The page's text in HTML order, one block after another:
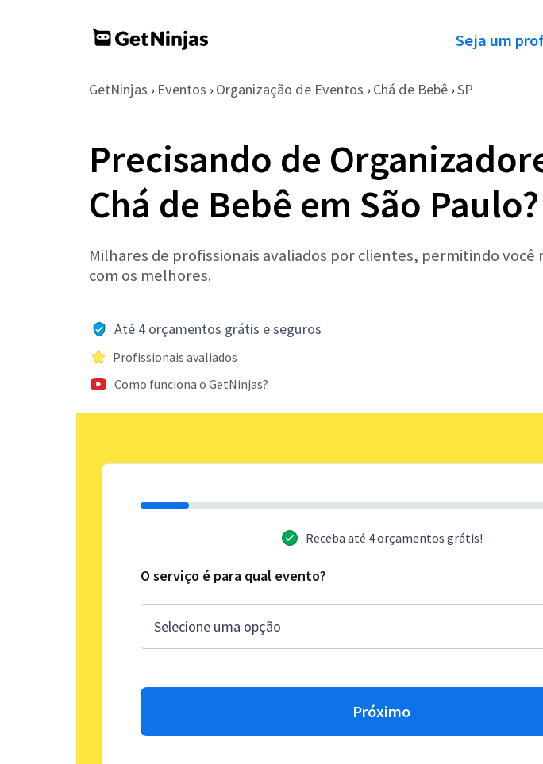
Seja um
GetNinjas › Eventos › Organização de Eventos › Chá de Bebê › SP
Precisando de
Chá de Bebê em São Paulo?
Milhares de profissionais avaliados por clientes, permitindo você
com os melhores.
Até 4 orçamentos grátis e seguros
Profissionais avaliados
Como funciona o GetNinjas?
Receba até 4 orçamentos grátis!
O serviço é para qual evento?
Próximo